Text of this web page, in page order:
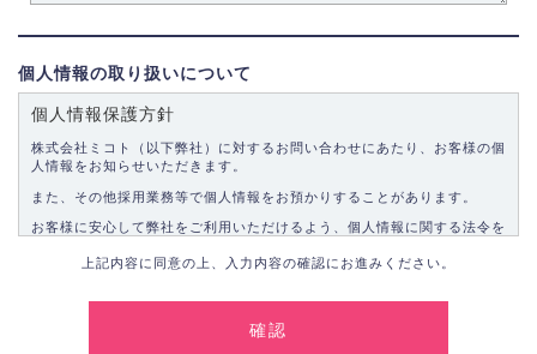
個人情報の取り扱いについて
個人情報保護方針
株式会社ミコト（以下弊社）に対するお問い合わせにあたり、お客様の個
人情報をお知らせいただきます。
また、その他採用業務等で個人情報をお預かりすることがあります。
お客様に安心して弊社をご利用いただけるよう、個人情報に関する法令を
上記内容に同意の上、入力内容の確認にお進みください。